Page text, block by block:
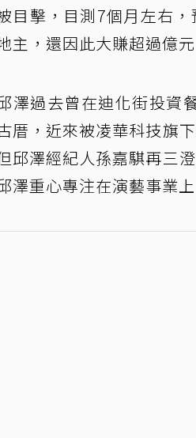
目擊，目測7個月左右
主，還因此大賺超過億
澤過去曾在迪化街投資
厝，近來被凌華科技旗
邱澤經紀人孫嘉騏再三
澤重心專注在演藝事業上